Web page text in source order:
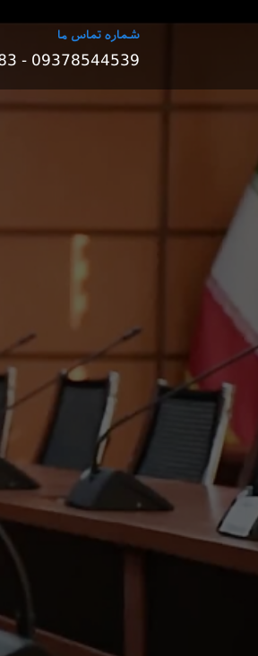
شماره تماس ما
- 09378544539